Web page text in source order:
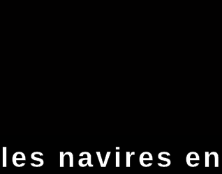
navires en